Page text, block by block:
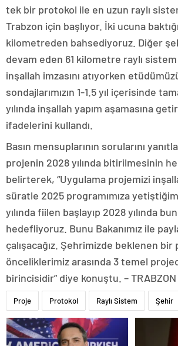
tek bir protokol ile en uzun raylı
Trabzon için başlıyor. İki ucuna
kilometreden bahsediyoruz. Diğer
devam eden 61 kilometre raylı
inşallah imzasını atıyorken
sondajlarımızın 1-1.5 yıl içerisinde
yılında inşallah yapım aşamasına
ifadelerini kullandı.
Basın mensuplarının sorularını
projenin 2028 yılında bitirilmesinin
belirterek, “Uygulama projemizi
süratle 2025 programımıza
yılında fiilen başlayıp 2028 yılında
hedefliyoruz. Bunu Bakanımız ile
çalışacağız. Şehrimizde beklenen bir
önceliklerimiz arasında 3 temel
birincisidir” diye konuştu. – TRABZON
Proje Protokol Raylı Sistem Şehir